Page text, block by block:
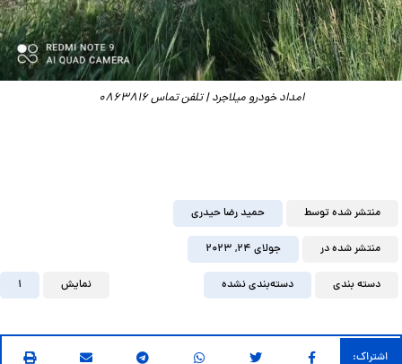
امداد خودرو میلاجرد | تلفن تماس 0863816
منتشر شده توسط حمید رضا حیدری
منتشر شده در جولای ۲۴, ۲۰۲۳
دسته بندی دسته‌بندی نشده نمایش 1